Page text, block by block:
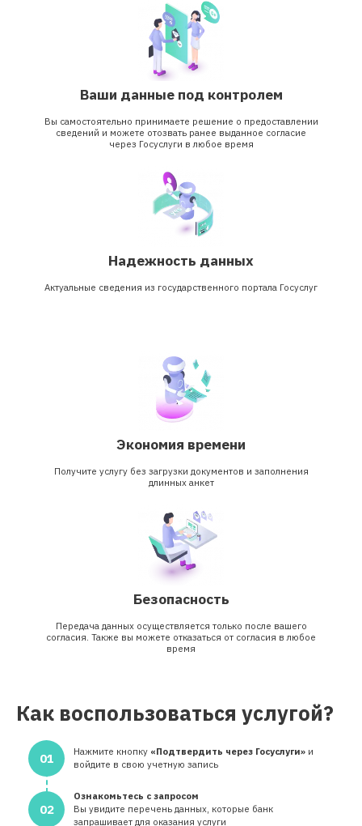
Ваши данные под контролем
Вы самостоятельно принимаете решение о предоставлении
сведений и можете отозвать ранее выданное согласие
через Госуслуги в любое время
Надежность данных
Актуальные сведения из государственного портала Госуслуг
Экономия времени
Получите услугу без загрузки документов и заполнения
длинных анкет
Безопасность
Передача данных осуществляется только после вашего
согласия. Также вы можете отказаться от согласия в любое
время
Как воспользоваться услугой?
01 Нажмите кнопку «Подтвердить через Госуслуги» и
войдите в свою учетную запись
02
Ознакомьтесь с запросом
Вы увидите перечень данных, которые банк
запрашивает для оказания услуги